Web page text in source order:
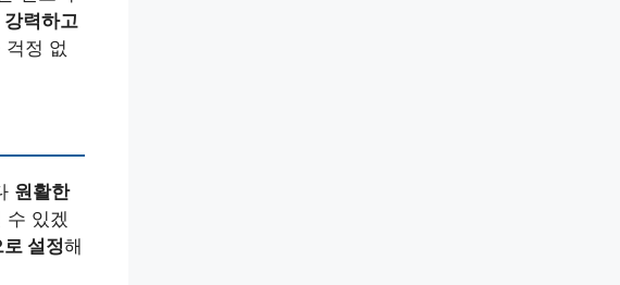
강력하고
정 없
원활한
수 있겠
설정해